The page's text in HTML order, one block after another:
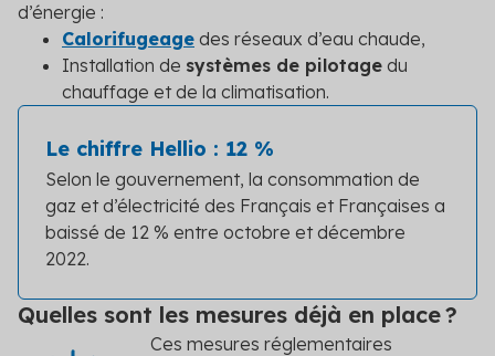
d’énergie :
Calorifugeage des réseaux d’eau chaude,
Installation de systèmes de pilotage du
chauffage et de la climatisation.
Le chiffre Hellio : 12 %
Selon le gouvernement, la consommation de
gaz et d’électricité des Français et Françaises a
baissé de 12 % entre octobre et décembre
2022.
Quelles sont les mesures déjà en place ?
Ces mesures réglementaires